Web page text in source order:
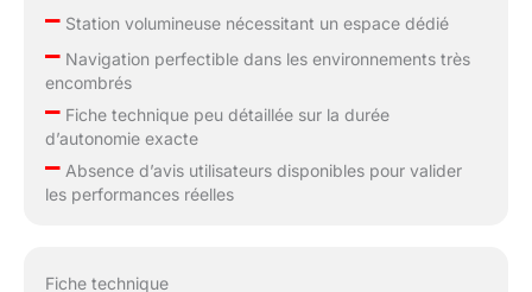
–Station volumineuse nécessitant un espace dédié
–Navigation perfectible dans les environnements très
encombrés
–Fiche technique peu détaillée sur la durée
d’autonomie exacte
–Absence d’avis utilisateurs disponibles pour valider
les performances réelles
Fiche technique